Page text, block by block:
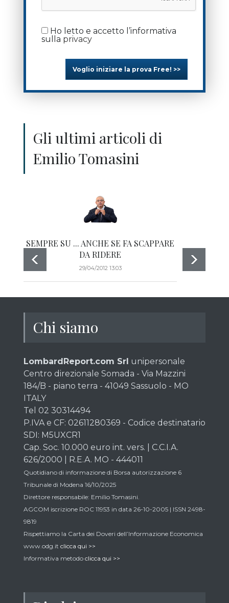
Ho letto e accetto l’informativa
sulla privacy
Voglio iniziare la prova Free! >>
Gli ultimi articoli di
Emilio Tomasini
SEMPRE SU ... ANCHE SE FA SCAPPARE
DA RIDERE
29/04/2012 13:03
Chi siamo
LombardReport.com Srl unipersonale
Centro direzionale Somada - Via Mazzini
184/B - piano terra - 41049 Sassuolo - MO
ITALY
Tel 02 30314494
P.IVA e CF: 02611280369 - Codice destinatario
SDI: M5UXCR1
Cap. Soc. 10.000 euro int. vers. | C.C.I.A.
626/2000 | R.E.A. MO - 444011
Quotidiano di informazione di Borsa autorizzazione 6
Tribunale di Modena 16/10/2025
Direttore responsabile: Emilio Tomasini.
AGCOM iscrizione ROC 11953 in data 26-10-2005 | ISSN 2498-
9819
Rispettiamo la Carta dei Doveri dell’Informazione Economica
www.odg.it clicca qui >>
Informativa metodo clicca qui >>